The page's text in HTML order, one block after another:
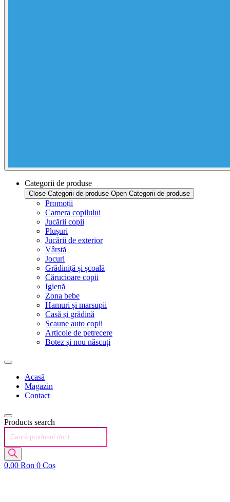
Categorii de produse
Close Categorii de produse Open Categorii de produse
Promoții
Camera copilului
Jucării copii
Plușuri
Jucării de exterior
Vârstă
Jocuri
Grădiniță și școală
Cărucioare copii
Igienă
Zona bebe
Hamuri și marsupii
Casă și grădină
Scaune auto copii
Articole de petrecere
Botez și nou născuți
Acasă
Magazin
Contact
Products search
0,00 Ron 0 Coș